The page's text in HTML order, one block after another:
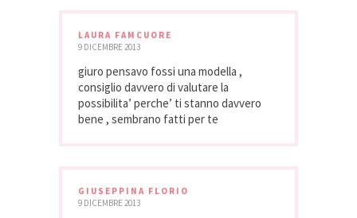
LAURA FAMCUORE
9 DICEMBRE 2013
giuro pensavo fossi una modella ,
consiglio davvero di valutare la
possibilita’ perche’ ti stanno davvero
bene , sembrano fatti per te
GIUSEPPINA FLORIO
9 DICEMBRE 2013